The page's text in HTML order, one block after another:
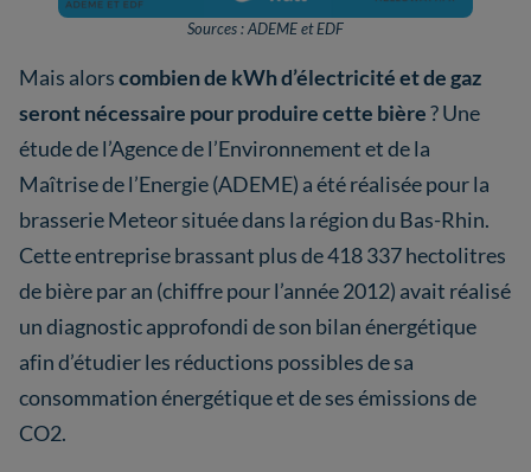
Sources : ADEME et EDF
Mais alorscombien de kWh d’électricité et de gaz
seront nécessaire pour produire cette bière? Une
étude de l’Agence de l’Environnement et de la
Maîtrise de l’Energie (ADEME) a été réalisée pour la
brasserie Meteor située dans la région du Bas-Rhin.
Cette entreprise brassant plus de 418 337 hectolitres
de bière par an (chiffre pour l’année 2012) avait réalisé
un diagnostic approfondi de son bilan énergétique
afin d’étudier les réductions possibles de sa
consommation énergétique et de ses émissions de
CO2.